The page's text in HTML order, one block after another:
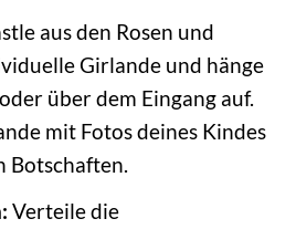
aus den Rosen und
Girlande und hänge
über dem Eingang auf.
mit Fotos deines Kindes
Botschaften.
Verteile die